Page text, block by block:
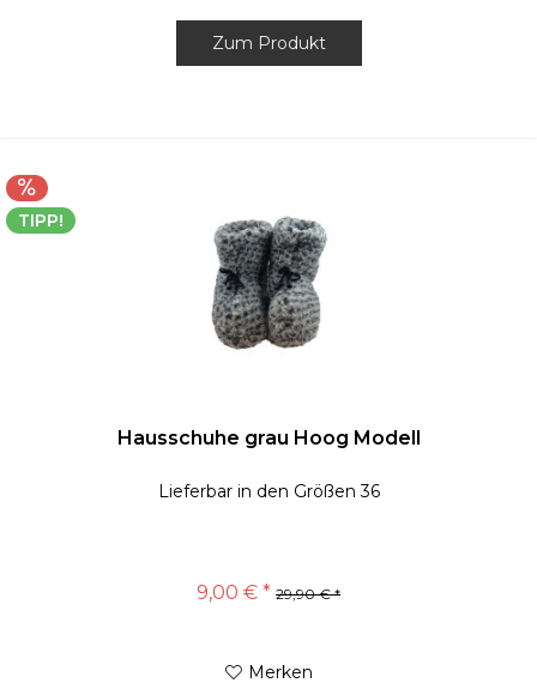
Zum Produkt
TIPP!
Hausschuhe grau Hoog Modell
Lieferbar in den Größen 36
9,00 € * 29,90 € *
Merken